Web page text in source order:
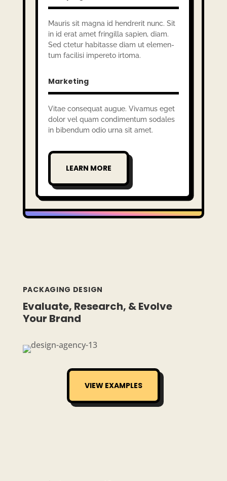
Mauris sit magna id hendre­rit nunc. Sit
in id erat amet frin­gilla sapien, diam.
Sed ctetur habi­tasse diam ut elemen­
tum faci­lisi impe­reto irtoma.
Marketing
Vitae consequat augue. Vivamus eget
dolor vel quam condi­men­tum soda­les
in biben­dum odio urna sit amet.
LEARN MORE
PACKAGING DESIGN
Evaluate, Research, & Evolve
Your Brand
VIEW EXAMP­LES